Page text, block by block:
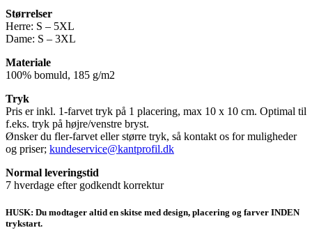
Størrelser
Herre: S – 5XL
Dame: S – 3XL
Materiale
100% bomuld, 185 g/m2
Tryk
Pris er inkl. 1-farvet tryk på 1 placering, max 10 x 10 cm. Optimal til
f.eks. tryk på højre/venstre bryst.
Ønsker du fler-farvet eller større tryk, så kontakt os for muligheder
og priser; kundeservice@kantprofil.dk
Normal leveringstid
7 hverdage efter godkendt korrektur
HUSK: Du modtager altid en skitse med design, placering og farver INDEN
trykstart.